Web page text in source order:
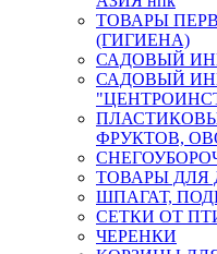
ТОВАРЫ
(ГИГИЕНА)
САДОВЫЙ
САДОВЫЙ
ФРУКТОВ,
ТОВАРЫ ДЛЯ
ШПАГАТ,
СЕТКИ ОТ
ЧЕРЕНКИ